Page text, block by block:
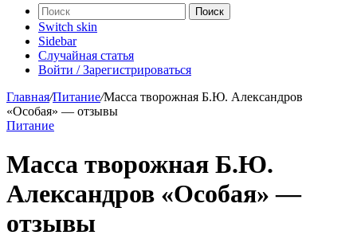
Поиск
Switch skin
Sidebar
Случайная статья
Войти / Зарегистрироваться
Главная/Питание/Масса творожная Б.Ю. Александров
«Особая» — отзывы
Питание
Масса творожная Б.Ю.
Александров «Особая» —
отзывы